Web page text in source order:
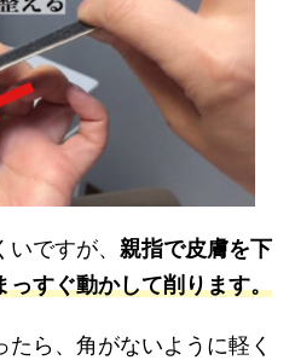
ですが、 親指で皮膚を下
っすぐ動かして削ります。
ら、角がないように軽く